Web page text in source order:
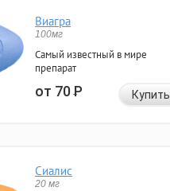
Виагра
100мг
Самый известный в мире
препарат
от 70Р Купить
Сиалис
20 мг